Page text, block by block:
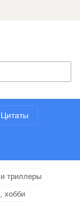
Цитаты
триллеры
хобби